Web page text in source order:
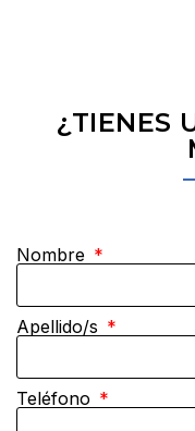
¿TIENES
Nombre
Apellido/s
Teléfono